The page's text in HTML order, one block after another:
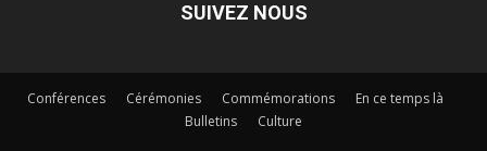
SUIVEZ NOUS
Conférences Cérémonies Commémorations
En ce temps là
Bulletins
Culture